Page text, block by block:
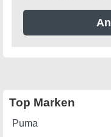
Top Marken
Puma